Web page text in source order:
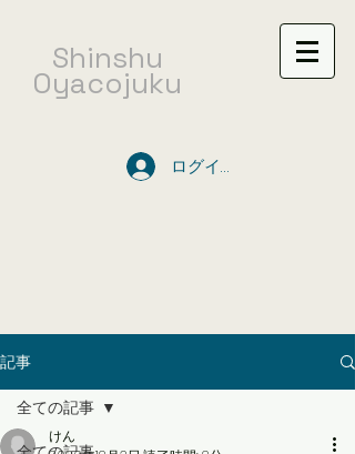
​Shinshu
Oyacojuku
ログイン
記事
全ての記事
けん